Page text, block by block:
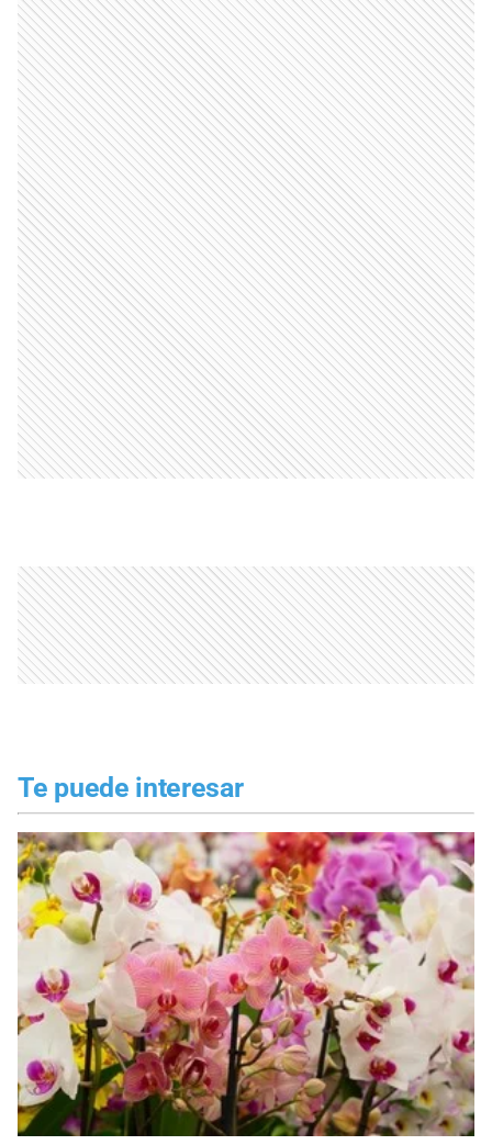
Te puede interesar